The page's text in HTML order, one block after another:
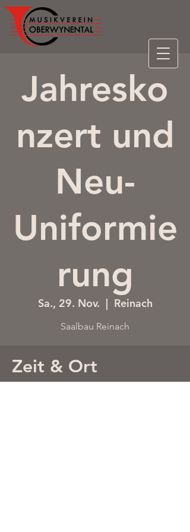
Jahresko
nzert und
Neu-
Uniformie
rung
Sa., 29. Nov.
  |
Reinach
Saalbau Reinach
Zeit & Ort